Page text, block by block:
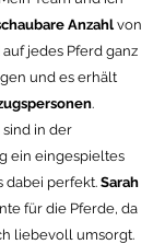
Anzahlvon
jedes Pferd ganz
und es erhält
.
in der
ein eingespieltes
dabei perfekt. Sarah
für die Pferde, da
liebevoll umsorgt.